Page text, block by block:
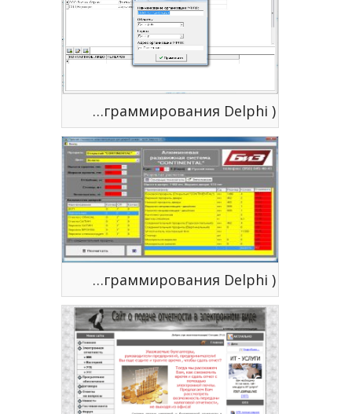
AProfile - система учета товарооборота ( язык программирования Delphi )
Калькулятор стоимости шкафов - купе v 1.0 ( язык программирования Delphi )